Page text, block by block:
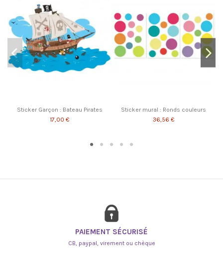
Sticker Garçon : Bateau Pirates
17,00 €
Sticker mural : Ronds couleurs
36,56 €
PAIEMENT SÉCURISÉ
CB, paypal, virement ou chèque